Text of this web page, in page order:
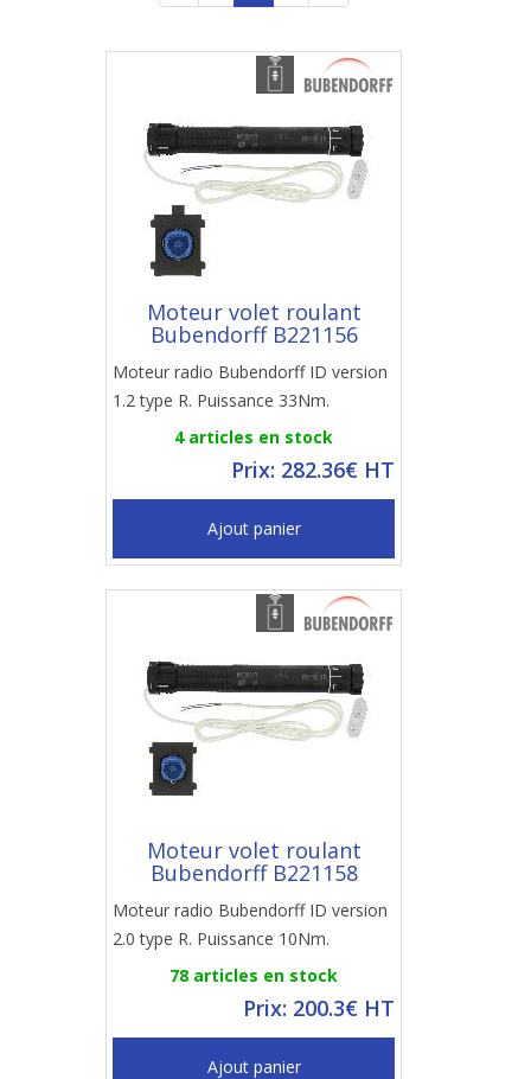
Moteur volet roulant
Bubendorff B221156
Moteur radio Bubendorff ID version
1.2 type R. Puissance 33Nm.
4 articles en stock
Prix: 282.36€ HT
Ajout panier
Moteur volet roulant
Bubendorff B221158
Moteur radio Bubendorff ID version
2.0 type R. Puissance 10Nm.
78 articles en stock
Prix: 200.3€ HT
Ajout panier